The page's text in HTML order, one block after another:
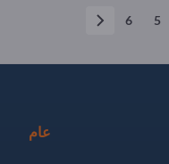
5
6
عام